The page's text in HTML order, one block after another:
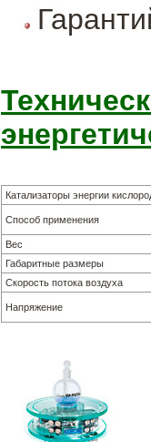
Катализаторы энергии
Способ применения
Вес
Габаритные размеры
Скорость потока воздуха
Напряжение